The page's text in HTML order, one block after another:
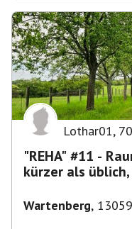
Lothar01, 70
"REHA" #11 -
kürzer als
Wartenberg,